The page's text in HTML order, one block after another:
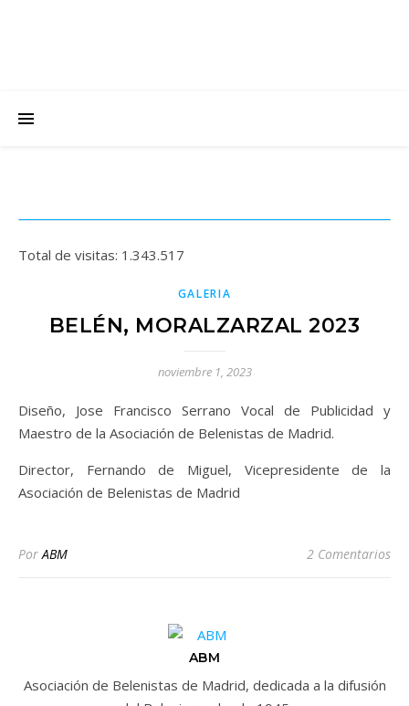
Total de visitas: 1.343.517
GALERIA
BELÉN, MORALZARZAL 2023
noviembre 1, 2023
Diseño, Jose Francisco Serrano Vocal de Publicidad y
Maestro de la Asociación de Belenistas de Madrid.
Director, Fernando de Miguel, Vicepresidente de la
Asociación de Belenistas de Madrid
PorABM 2 Comentarios
ABM
Asociación de Belenistas de Madrid, dedicada a la difusión